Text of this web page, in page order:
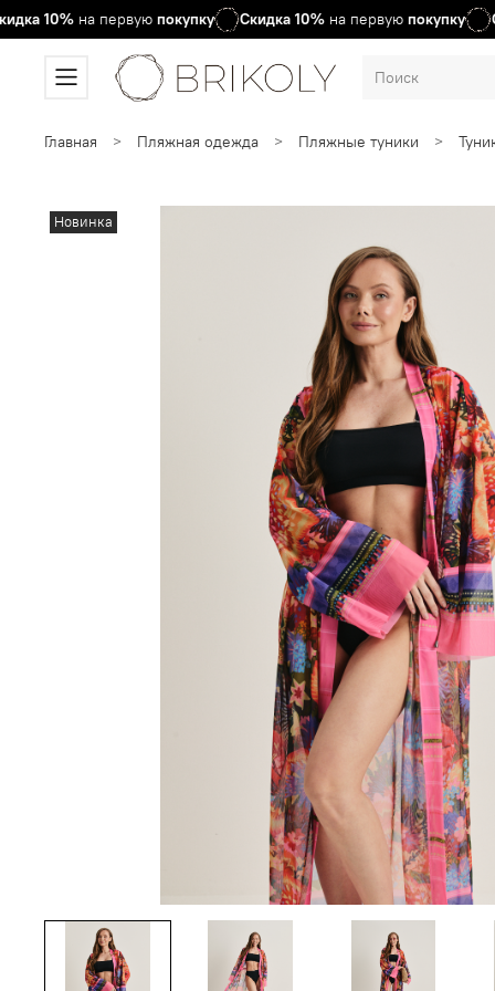
10%на первуюпокупку Скидка10%на первуюпокупку
Главная Пляжная одежда Пляжные туники
Новинка